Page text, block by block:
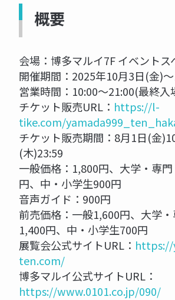
概要
会場：博多マルイ7F イベントス
開催期間：2025年10月3日(金)
営業時間：10:00〜21:00(最終入
チケット販売URL： https://l-
tike.com/
チケット販売期間：8月1日(金
(木)23:59
一般価格：1,800円、大学・専
円、中・小学生900円
音声ガイド：900円
前売価格：一般1,600円、大学
1,400円、中・小学生700円
展覧会公式サイトURL： https://
ten.com/
博多マルイ公式サイトURL：
https://www.0101.co.jp/090/